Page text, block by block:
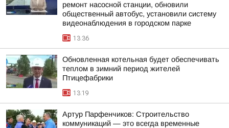
ремонт насосной станции, обновили
общественный автобус, установили систему
видеонаблюдения в городском парке
13:36
Обновленная котельная будет обеспечивать
теплом в зимний период жителей
Птицефабрики
13:19
Артур Парфенчиков: Строительство
коммуникаций — это всегда временные